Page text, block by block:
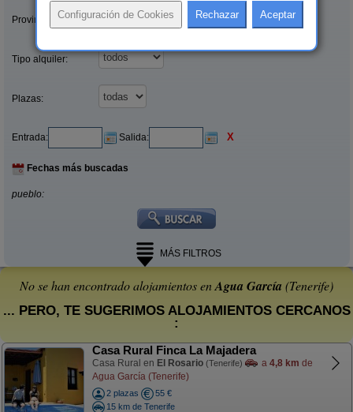
Provincias/Islas:
Tipo alquiler:
Plazas:
Entrada: Salida: X
Fechas más buscadas
pueblo:
MÁS FILTROS
No se han encontrado alojamientos enAgua García (Tenerife)
... PERO, TE SUGERIMOS ALOJAMIENTOS CERCANOS
:
Casa Rural Finca La Majadera
Casa Rural en El Rosario (Tenerife) a 4,8 km de
Agua García (Tenerife)
2 plazas
55 €
15 km de Tenerife